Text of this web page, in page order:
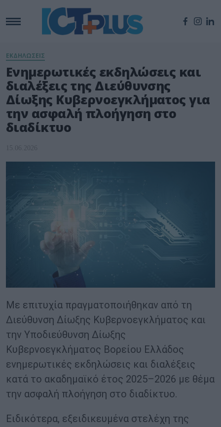
ΕΚΔΗΛΩΣΕΙΣ
Ενημερωτικές εκδηλώσεις και
διαλέξεις της Διεύθυνσης
Δίωξης Κυβερνοεγκλήματος για
την ασφαλή πλοήγηση στο
διαδίκτυο
15.06.2026
Με επιτυχία πραγματοποιήθηκαν από τη
Διεύθυνση Δίωξης Κυβερνοεγκλήματος και
την Υποδιεύθυνση Δίωξης
Κυβερνοεγκλήματος Βορείου Ελλάδος
ενημερωτικές εκδηλώσεις και διαλέξεις
κατά το ακαδημαϊκό έτος 2025–2026 με θέμα
την ασφαλή πλοήγηση στο διαδίκτυο.
Ειδικότερα, εξειδικευμένα στελέχη της